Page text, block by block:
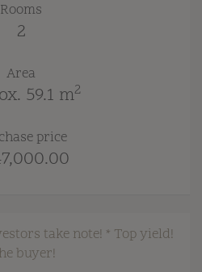
Rooms
2
Area
59.1 m2
price